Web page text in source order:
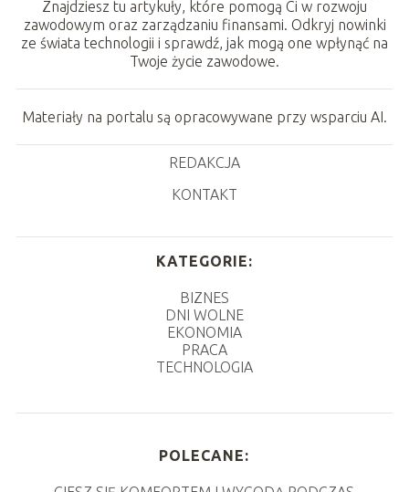
Znajdziesz tu artykuły, które pomogą Ci w rozwoju
zawodowym oraz zarządzaniu finansami. Odkryj nowinki
ze świata technologii i sprawdź, jak mogą one wpłynąć na
Twoje życie zawodowe.
Materiały na portalu są opracowywane przy wsparciu AI.
REDAKCJA
KONTAKT
KATEGORIE:
BIZNES
DNI WOLNE
EKONOMIA
PRACA
TECHNOLOGIA
POLECANE: